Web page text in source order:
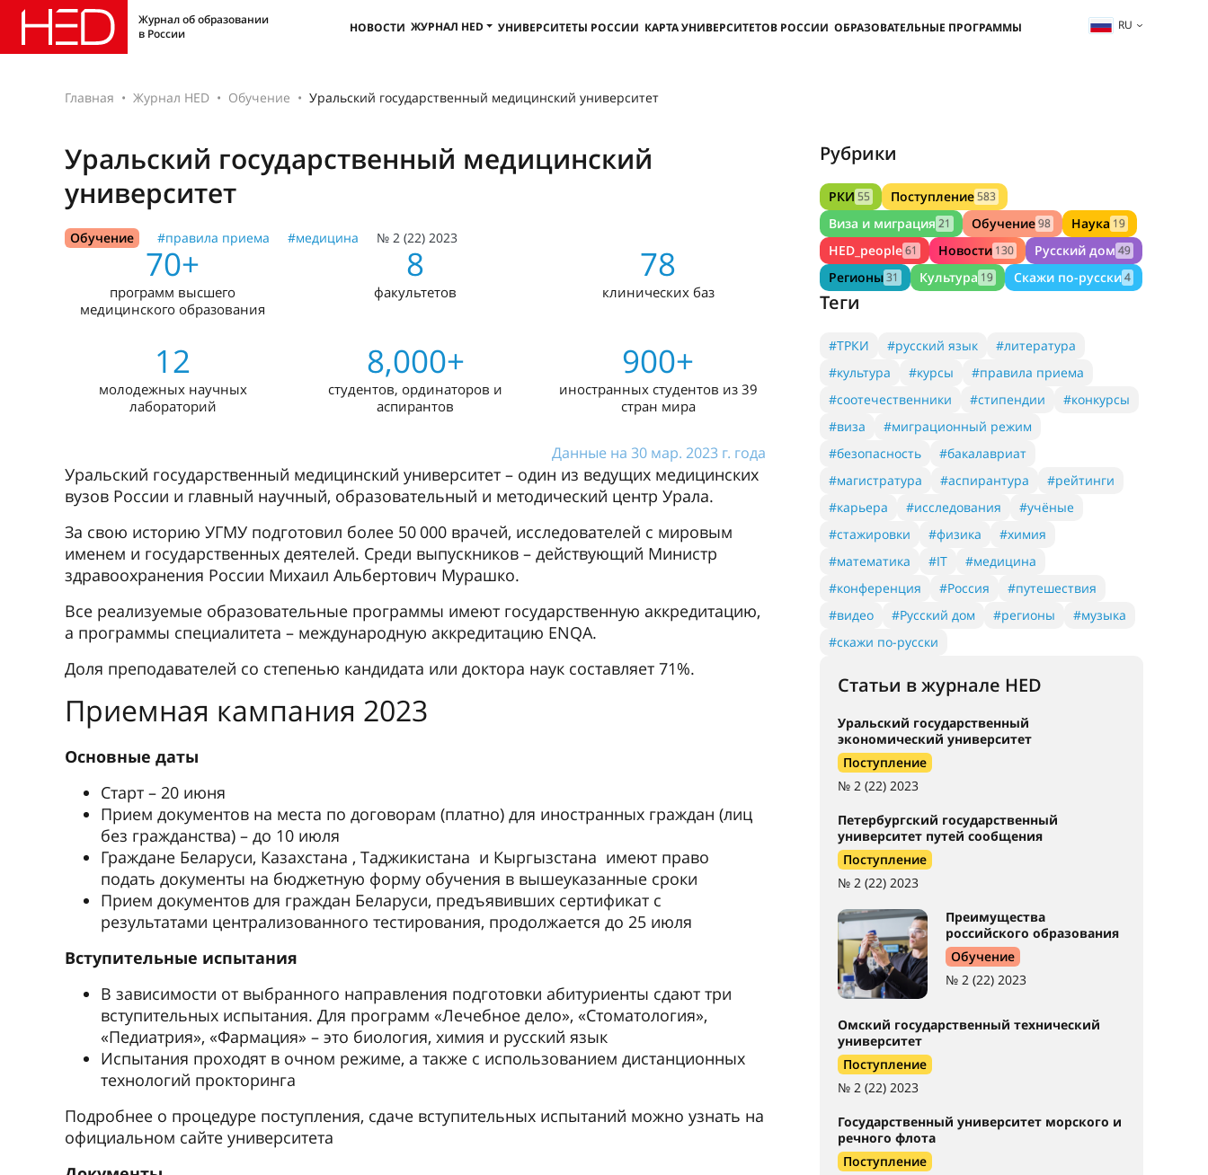
Журнал об образовании
в России
НОВОСТИ ЖУРНАЛ HED УНИВЕРСИТЕТЫ РОССИИ КАРТА УНИВЕРСИТЕТОВ РОССИИ ОБРАЗОВАТЕЛЬНЫЕ ПРОГРАММЫ RU
Главная Журнал HED Обучение Уральский государственный медицинский университет
Уральский государственный медицинский
университет
Обучение #правила приема #медицина № 2 (22) 2023
70+
программ высшего
медицинского образования
8
факультетов
78
клинических баз
12
молодежных научных
лабораторий
8,000+
студентов, ординаторов и
аспирантов
900+
иностранных студентов из 39
стран мира
Данные на 30 мар. 2023 г. года
Уральский государственный медицинский университет – один из ведущих медицинских
вузов России и главный научный, образовательный и методический центр Урала.
За свою историю УГМУ подготовил более 50 000 врачей, исследователей с мировым
именем и государственных деятелей. Среди выпускников – действующий Министр
здравоохранения России Михаил Альбертович Мурашко.
Все реализуемые образовательные программы имеют государственную аккредитацию,
а программы специалитета – международную аккредитацию ENQA.
Доля преподавателей со степенью кандидата или доктора наук составляет 71%.
Приемная кампания 2023
Основные даты
Старт – 20 июня
Прием документов на места по договорам (платно) для иностранных граждан (лиц
без гражданства) – до 10 июля
Граждане Беларуси, Казахстана , Таджикистана и Кыргызстана имеют право
подать документы на бюджетную форму обучения в вышеуказанные сроки
Прием документов для граждан Беларуси, предъявивших сертификат с
результатами централизованного тестирования, продолжается до 25 июля
Вступительные испытания
В зависимости от выбранного направления подготовки абитуриенты сдают три
вступительных испытания. Для программ «Лечебное дело», «Стоматология»,
«Педиатрия», «Фармация» – это биология, химия и русский язык
Испытания проходят в очном режиме, а также с использованием дистанционных
технологий прокторинга
Подробнее о процедуре поступления, сдаче вступительных испытаний можно узнать на
официальном сайте университета
Рубрики
РКИ 55 Поступление583
Виза и миграция 21 Обучение98 Наука 19
HED_people61 Новости 130 Русский дом 49
Регионы31 Культура 19 Скажи по-русски4
Теги
#ТРКИ #русский язык
#литература
#культура
#курсы
#правила приема
#соотечественники
#стипендии
#конкурсы
#виза
#миграционный режим
#безопасность
#бакалавриат
#магистратура
#аспирантура
#рейтинги
#карьера
#исследования
#учёные
#стажировки
#физика
#химия
#математика
#IT
#медицина
#конференция
#Россия
#путешествия
#видео
#Русский дом #регионы
#музыка
#скажи по-русски
Статьи в журнале HED
Уральский государственный
экономический университет
Поступление
№ 2 (22) 2023
Петербургский государственный
университет путей сообщения
Поступление
№ 2 (22) 2023
Преимущества
российского образования
Обучение
№ 2 (22) 2023
Омский государственный технический
университет
Поступление
№ 2 (22) 2023
Государственный университет морского и
речного флота
Поступление